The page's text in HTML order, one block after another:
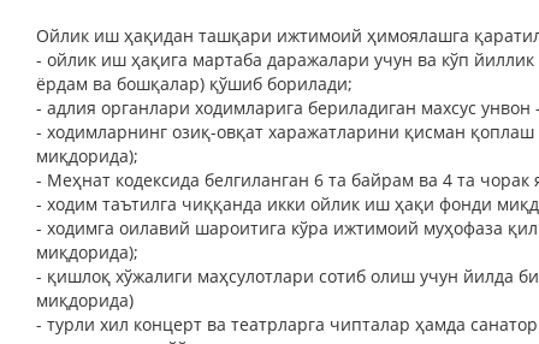
Ойлик иш ҳақидан ташқари ижтимоий ҳимоялашга
- ойлик иш ҳақига мартаба даражалари учун ва кўп
ёрдам ва бошқалар) қўшиб борилади;
- адлия органлари ходимларига бериладиган махсус
- ходимларнинг озиқ-овқат харажатларини қисман
миқдорида);
- Меҳнат кодексида белгиланган 6 та байрам ва 4 та
- ходим таътилга чиққанда икки ойлик иш ҳақи фонди
- ходимга оилавий шароитига кўра ижтимоий муҳофаза
миқдорида);
- қишлоқ хўжалиги маҳсулотлари сотиб олиш учун йилда
миқдорида)
- турли хил концерт ва театрларга чипталар ҳамда